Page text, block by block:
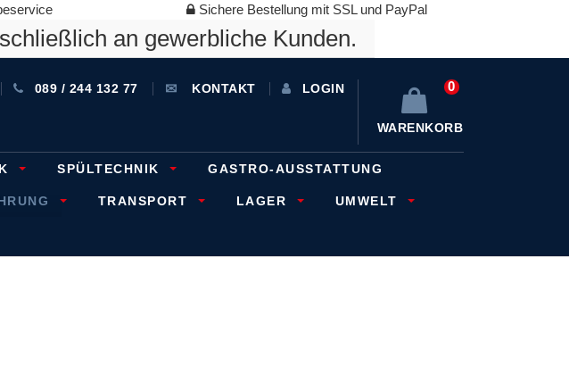
Sichere Bestellung mit SSL und PayPal
an gewerbliche Kunden.
089 / 244 132 77 KONTAKT LOGIN 0
WARENKORB
SPÜLTECHNIK GASTRO-AUSSTATTUNG
TRANSPORT LAGER UMWELT